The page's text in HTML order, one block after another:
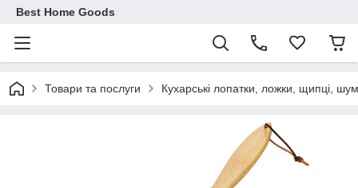
Best Home Goods
Товари та послуги Кухарські лопатки, ложки, щипці,